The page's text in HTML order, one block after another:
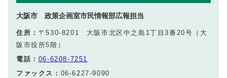
大阪市 政策企画室市民情報部広報担当
住所： 〒530-8201 大阪市北区中之島1丁目3番20号（大
阪市役所5階）
電話： 06-6208-7251
ファックス： 06-6227-9090